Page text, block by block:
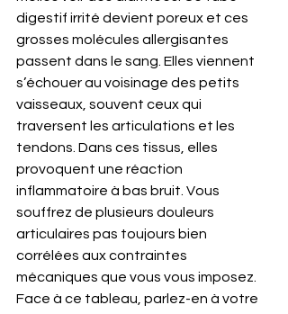
digestif irrité devient poreux et ces
grosses molécules allergisantes
passent dans le sang. Elles viennent
s’échouer au voisinage des petits
vaisseaux, souvent ceux qui
traversent les articulations et les
tendons. Dans ces tissus, elles
provoquent une réaction
inflammatoire à bas bruit. Vous
souffrez de plusieurs douleurs
articulaires pas toujours bien
corrélées aux contraintes
mécaniques que vous vous imposez.
Face à ce tableau, parlez-en à votre